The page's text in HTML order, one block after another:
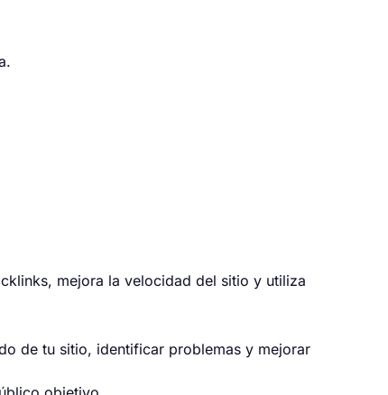
mejora la velocidad del sitio y utiliza
de tu sitio, identificar problemas y mejorar